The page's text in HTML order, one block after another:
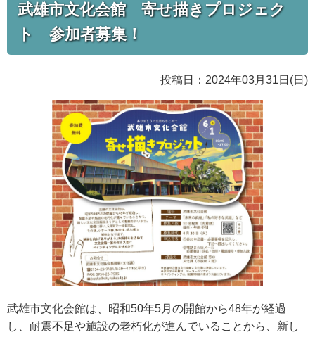
武雄市文化会館 寄せ描きプロジェク
ト 参加者募集！
投稿日：2024年03月31日(日)
武雄市文化会館は、昭和50年5月の開館から48年が経過
し、耐震不足や施設の老朽化が進んでいることから、新し